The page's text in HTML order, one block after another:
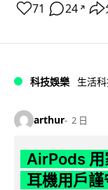
71 24 ↗
科技娛樂 生活
arthur 2 日
AirPods 用
耳機用戶